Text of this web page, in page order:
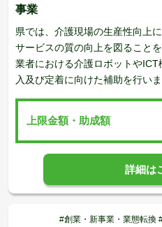
事業
県では、介護現場の生産性向上
サービスの質の向上を図ること
業者における介護ロボットや
入及び定着に向けた補助を行いま
上限金額・助成額
詳細は
#創業・新事業・業態転換